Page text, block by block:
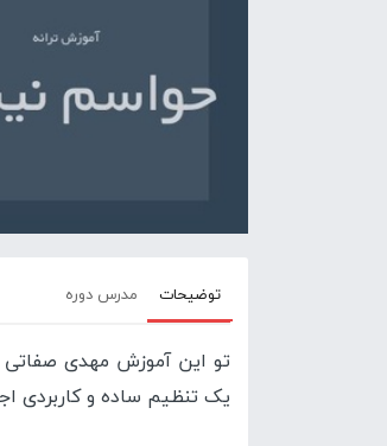
توضیحات مدرس دوره
تو این آموزش مهدی صفاتی
یک تنظیم ساده و کاربردی